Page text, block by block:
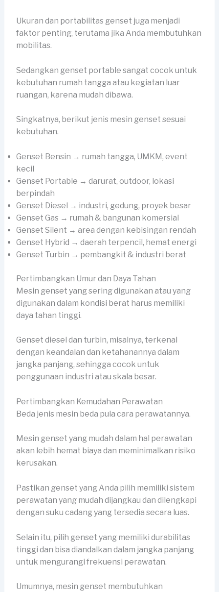
Ukuran dan portabilitas genset juga menjadi
faktor penting, terutama jika Anda membutuhkan
mobilitas.
Sedangkan genset portable sangat cocok untuk
kebutuhan rumah tangga atau kegiatan luar
ruangan, karena mudah dibawa.
Singkatnya, berikut jenis mesin genset sesuai
kebutuhan.
Genset Bensin → rumah tangga, UMKM, event
kecil
Genset Portable → darurat, outdoor, lokasi
berpindah
Genset Diesel → industri, gedung, proyek besar
Genset Gas → rumah & bangunan komersial
Genset Silent → area dengan kebisingan rendah
Genset Hybrid → daerah terpencil, hemat energi
Genset Turbin → pembangkit & industri berat
Pertimbangkan Umur dan Daya Tahan
Mesin genset yang sering digunakan atau yang
digunakan dalam kondisi berat harus memiliki
daya tahan tinggi.
Genset diesel dan turbin, misalnya, terkenal
dengan keandalan dan ketahanannya dalam
jangka panjang, sehingga cocok untuk
penggunaan industri atau skala besar.
Pertimbangkan Kemudahan Perawatan
Beda jenis mesin beda pula cara perawatannya.
Mesin genset yang mudah dalam hal perawatan
akan lebih hemat biaya dan meminimalkan risiko
kerusakan.
Pastikan genset yang Anda pilih memiliki sistem
perawatan yang mudah dijangkau dan dilengkapi
dengan suku cadang yang tersedia secara luas.
Selain itu, pilih genset yang memiliki durabilitas
tinggi dan bisa diandalkan dalam jangka panjang
untuk mengurangi frekuensi perawatan.
Umumnya, mesin genset membutuhkan